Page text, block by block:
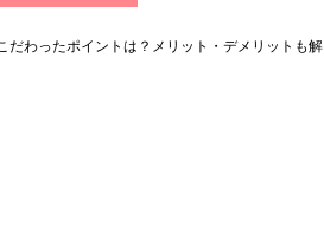
わったポイントは？メリット・デメリットも解